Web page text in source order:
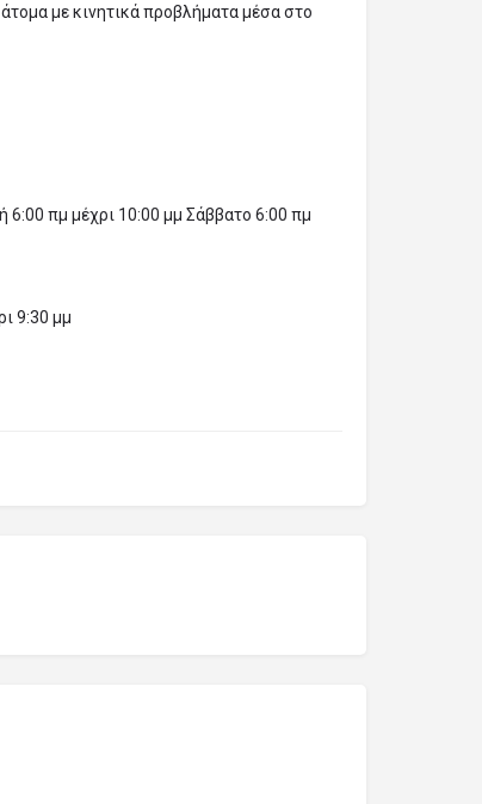
με κινητικά προβλήματα μέσα στο
πμ μέχρι 10:00 μμ Σάββατο 6:00 πμ
9:30 μμ